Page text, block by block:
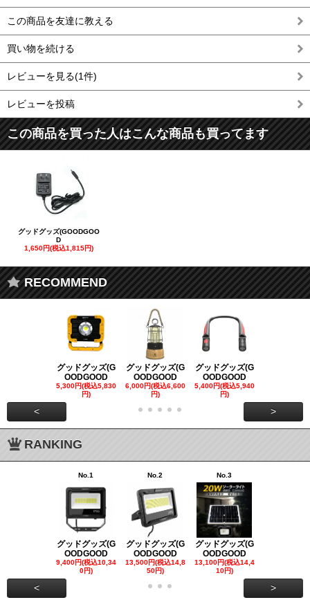
この商品を友達に教える
買い物を続ける
レビューを見る(1件)
レビューを投稿
この商品を買った人はこんな商品も買ってます
グッドグッズ(GOODGOO
D
1,650円(税込1,815円)
RECOMMEND
グッドグッズ(G
OODGOOD
5,300円(税込5,830
円)
グッドグッズ(G
OODGOOD
6,000円(税込6,600
円)
グッドグッズ(G
OODGOOD
5,400円(税込5,940
円)
< >
RANKING
No.1
グッドグッズ(G
OODGOOD
9,400円(税込10,34
0円)
No.2
グッドグッズ(G
OODGOOD
13,500円(税込14,8
50円)
No.3
グッドグッズ(G
OODGOOD
13,100円(税込14,4
10円)
< >